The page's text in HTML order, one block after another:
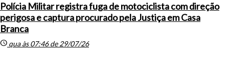
Polícia Militar registra fuga de motociclista com direção
perigosa e captura procurado pela Justiça em Casa
Branca
schedule qua às 07:46 de 29/07/26